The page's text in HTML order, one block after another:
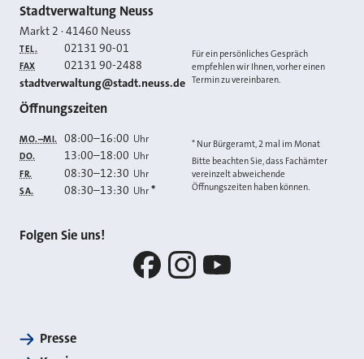
Kontakt
Stadtverwaltung Neuss
Markt 2 ·41460 Neuss
TEL. 02131 90-01
FAX 02131 90-2488
E-MAIL
stadtverwaltung@stadt.neuss.de
Für ein persönliches Gespräch
empfehlen wir Ihnen, vorher einen
Termin zu vereinbaren.
Öffnungszeiten
MO.–MI. 08:00–16:00 Uhr
DO. 13:00–18:00 Uhr
FR. 08:30–12:30 Uhr
SA. 08:30–13:30 Uhr *
* Nur Bürgeramt, 2 mal im Monat
Bitte beachten Sie, dass Fachämter
vereinzelt abweichende
Öffnungszeiten haben können.
Folgen Sie uns!
Presse